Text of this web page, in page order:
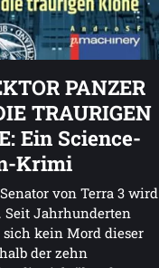
PANZER
TRAURIGEN
Ein Science-
Krimi
von Terra 3 wird
Seit Jahrhunderten
sich kein Mord dieser
der zehn